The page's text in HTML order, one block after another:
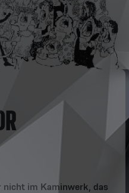
im Kaminwerk, das